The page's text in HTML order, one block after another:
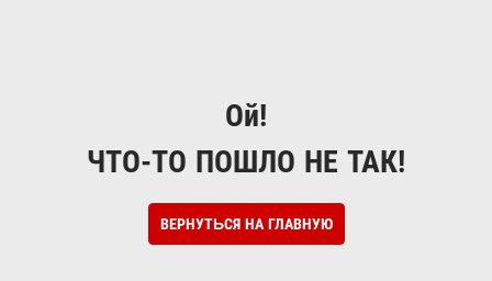
Ой!
ЧТО-ТО ПОШЛО НЕ ТАК!
ВЕРНУТЬСЯ НА ГЛАВНУЮ